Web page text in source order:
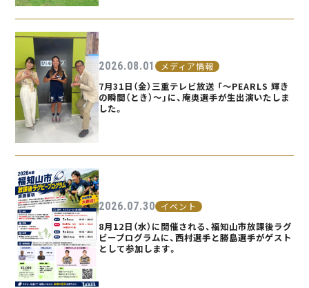
2026.08.01 メディア情報
7月31日（金）三重テレビ放送 「〜PEARLS 輝き
の瞬間（とき）〜」に、庵奥選手が生出演いたしま
した。
2026.07.30 イベント
8月12日（水）に開催される、福知山市放課後ラグ
ビープログラムに、西村選手と勝島選手がゲスト
として参加します。